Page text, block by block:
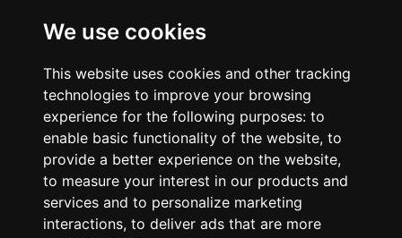
We use cookies
This website uses cookies and other tracking
technologies to improve your browsing
experience for the following purposes: to
enable basic functionality of the website, to
provide a better experience on the website,
to measure your interest in our products and
services and to personalize marketing
interactions, to deliver ads that are more
¿Qué hacemos?